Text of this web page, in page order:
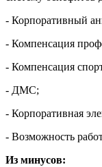
- Корпоративный
- Компенсация
- Компенсация
- ДМС;
- Корпоративная
- Возможность
Из минусов: